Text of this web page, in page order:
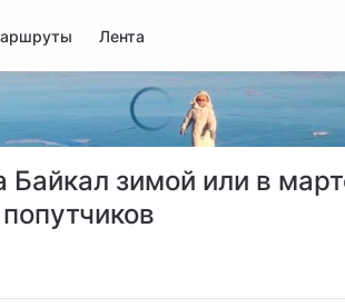
Лента
Байкал зимой или в